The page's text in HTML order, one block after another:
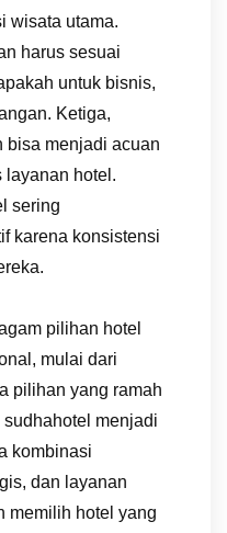
wisata utama.
harus sesuai
untuk bisnis,
Ketiga,
bisa menjadi acuan
layanan hotel.
sering
karena konsistensi
pilihan hotel
mulai dari
pilihan yang ramah
menjadi
kombinasi
dan layanan
memilih hotel yang